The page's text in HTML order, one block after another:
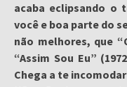
acaba eclipsando o
você e boa parte do
não melhores, que
“Assim Sou Eu”
Chega a te